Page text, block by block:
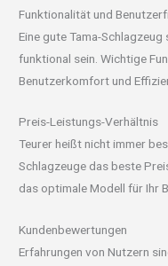
Funktionalität und
Eine gute Tama-
funktional sein. Wichtige
Benutzerkomfort und
Preis-Leistungs-Verhältnis
Teurer heißt nicht immer
Schlagzeuge das beste
das optimale Modell für Ihr
Kundenbewertungen
Erfahrungen von Nutzern